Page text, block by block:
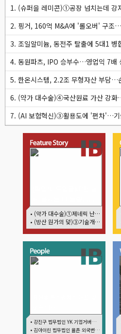
1. (슈퍼을 레미콘)①공장 넘치는데 강
2. 핑거, 160억 M&A에 '롤오버' 구조
3. 조일알미늄, 동전주 탈출에 5대1
4. 동원파츠, IPO 승부수…영업익 7배
5. 한온시스템, 2.2조 무형자산 부담…
6. (약가 대수술)④국산원료 가산 강화
7. (AI 보험혁신)③활용도에 '편차'…기
내기주 오버행 경계
• (약가 대수술)①제네릭 난립 제동…중소 제약사 수익성 비상
• (방산 원가의 덫)③기술개발까진 지원…수출은 각자도생
• 강진구 법무법인 YK 기업거버넌스센터 센터장
• 김아이린 법무법인 율촌 외국변호사